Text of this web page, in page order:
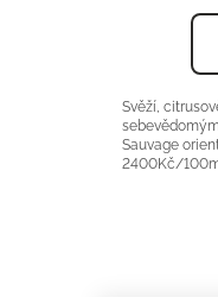
Svěží,
Sauvage
2400Kč/